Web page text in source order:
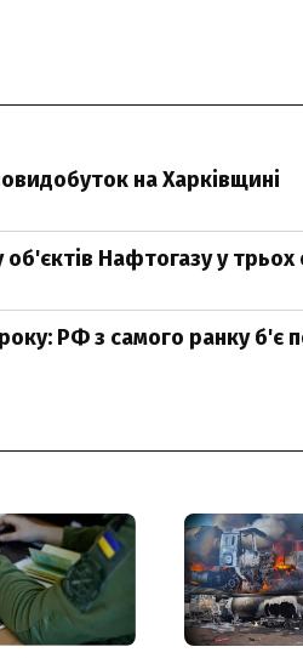
на Харківщині
Нафтогазу у трьох
РФ з самого ранку б'є